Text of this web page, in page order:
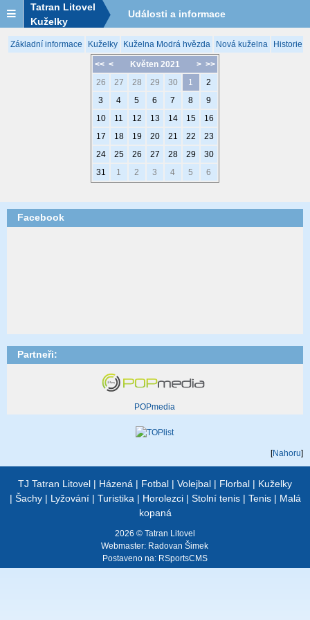
Tatran Litovel
Kuželky
Události a informace
Základní informace Kuželky Kuželna Modrá hvězda Nová kuželna Historie
<< < > >>
Květen 2021
26
27 28 29 30 1
2
3
4 5 6 7 8
9
10
11 12 13 14 15
16
17
18 19 20 21 22
23
24
25 26 27 28 29
30
31
1 2 3 4 5 6
Facebook
Partneři:
POPmedia
[Nahoru]
TJ Tatran Litovel | Házená | Fotbal | Volejbal | Florbal | Kuželky
| Šachy| Lyžování| Turistika | Horolezci| Stolní tenis| Tenis| Malá
kopaná
2026 © Tatran Litovel
Webmaster: Radovan Šimek
Postaveno na: RSportsCMS